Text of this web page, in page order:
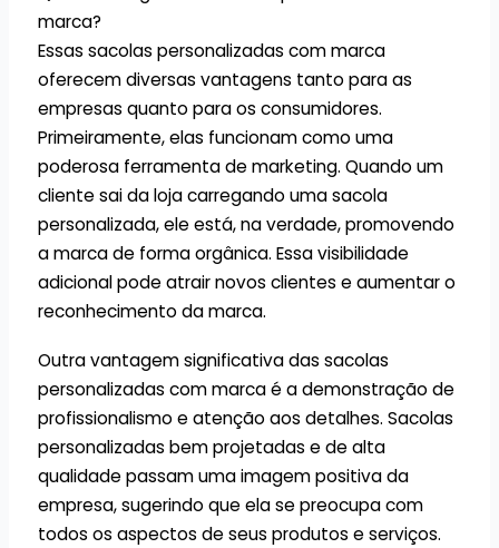
marca?
Essas sacolas personalizadas com marca
oferecem diversas vantagens tanto para as
empresas quanto para os consumidores.
Primeiramente, elas funcionam como uma
poderosa ferramenta de marketing. Quando um
cliente sai da loja carregando uma sacola
personalizada, ele está, na verdade, promovendo
a marca de forma orgânica. Essa visibilidade
adicional pode atrair novos clientes e aumentar o
reconhecimento da marca.
Outra vantagem significativa das sacolas
personalizadas com marca é a demonstração de
profissionalismo e atenção aos detalhes. Sacolas
personalizadas bem projetadas e de alta
qualidade passam uma imagem positiva da
empresa, sugerindo que ela se preocupa com
todos os aspectos de seus produtos e serviços.